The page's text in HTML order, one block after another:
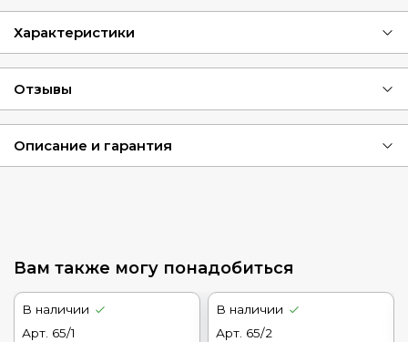
Характеристики
Отзывы
Описание и гарантия
Вам также могу понадобиться
В наличии
Арт. 65/1
В наличии
Арт. 65/2